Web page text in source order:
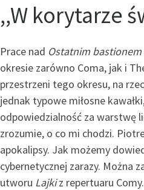
,,W korytarze
Prace nad Ostatnim
okresie zarówno Coma, jak i
przestrzeni tego okresu, na
jednak typowe miłosne
odpowiedzialność za warstwę
zrozumie, o co mi chodzi.
apokalipsy. Jak możemy
cybernetycznej zarazy. Można
utworu Lajkiz repertuaru